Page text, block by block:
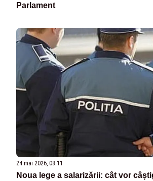
Parlament
24 mai 2026, 08:11
Noua lege a salarizării: cât vor